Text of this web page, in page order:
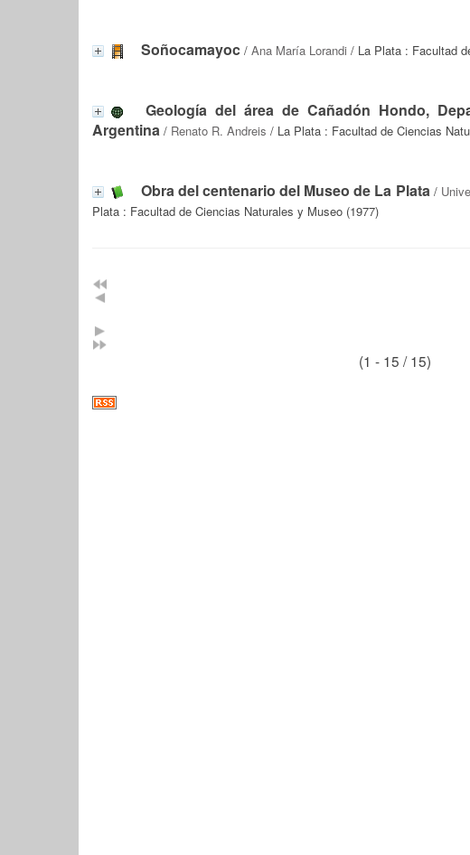
Soñocamayoc / Ana María Lorandi / La Plata : Facultad
Geología del área de Cañadón Hondo,
Argentina / Renato R. Andreis / La Plata : Facultad de Ciencias
Obra del centenario del Museo de La Plata/
Plata : Facultad de Ciencias Naturales y Museo (1977)
(1 - 15 / 15)